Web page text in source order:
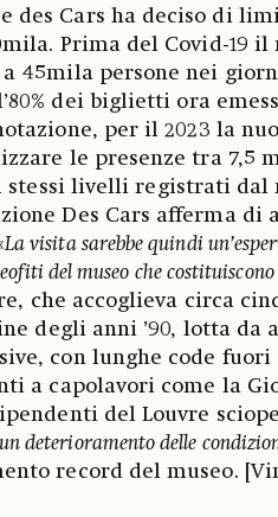
des Cars ha deciso di
Prima del Covid-19 il
45mila persone nei
dei biglietti ora
per il 2023 la
le presenze tra 7,5
livelli registrati dal
Des Cars afferma di
La visita sarebbe quindi
del museo che costituiscono
che accoglieva circa
degli anni ’90, lotta da
con lunghe code
a capolavori come la
del Louvre
un deterioramento delle
record del museo.